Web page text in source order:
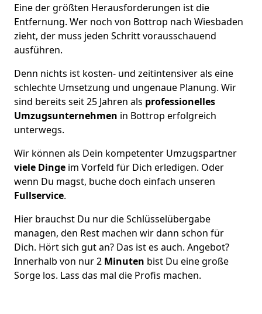
Eine der größten Herausforderungen ist die
Entfernung. Wer noch von Bottrop nach Wiesbaden
zieht, der muss jeden Schritt vorausschauend
ausführen.
Denn nichts ist kosten- und zeitintensiver als eine
schlechte Umsetzung und ungenaue Planung. Wir
sind bereits seit 25 Jahren als professionelles
Umzugsunternehmen in Bottrop erfolgreich
unterwegs.
Wir können als Dein kompetenter Umzugspartner
viele Dinge im Vorfeld für Dich erledigen. Oder
wenn Du magst, buche doch einfach unseren
Fullservice.
Hier brauchst Du nur die Schlüsselübergabe
managen, den Rest machen wir dann schon für
Dich. Hört sich gut an? Das ist es auch. Angebot?
Innerhalb von nur 2 Minuten bist Du eine große
Sorge los. Lass das mal die Profis machen.